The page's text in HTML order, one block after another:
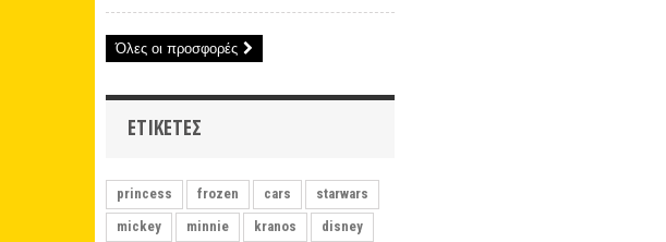
Όλες οι προσφορές
ΕΤΙΚΈΤΕΣ
princess frozen cars
starwars
mickey
minnie kranos disney